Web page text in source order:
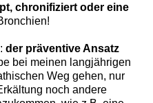
chronifiziert oder eine
der präventive Ansatz
bei meinen langjährigen
Weg gehen, nur
noch andere